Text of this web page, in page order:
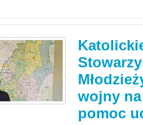
wojny
pomoc